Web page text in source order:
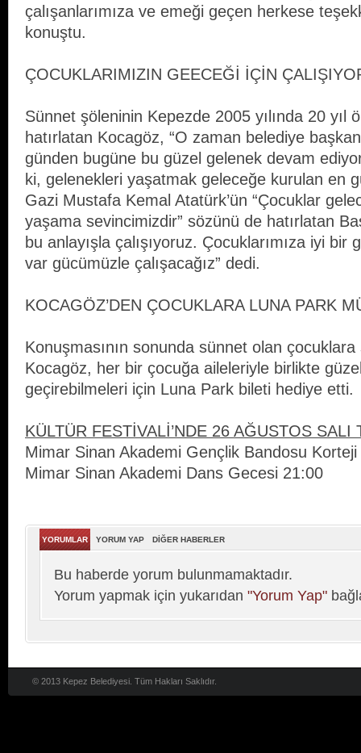
çalışanlarımıza ve emeği geçen herkese
konuştu.
ÇOCUKLARIMIZIN GEECEĞİ İÇİN
Sünnet şöleninin Kepezde 2005 yılında 20 yıl
hatırlatan Kocagöz, “O zaman belediye başkan
günden bugüne bu güzel gelenek devam
ki, gelenekleri yaşatmak geleceğe kurulan en
Gazi Mustafa Kemal Atatürk’ün “Çocuklar
yaşama sevincimizdir” sözünü de hatırlatan
bu anlayışla çalışıyoruz. Çocuklarımıza iyi bir
var gücümüzle çalışacağız” dedi.
KOCAGÖZ’DEN ÇOCUKLARA LUNA PARK
Konuşmasının sonunda sünnet olan
Kocagöz, her bir çocuğa aileleriyle birlikte
geçirebilmeleri için Luna Park bileti hediye etti.
KÜLTÜR FESTİVALİ’NDE 26 AĞUSTOS SALI
Mimar Sinan Akademi Gençlik Bandosu
Mimar Sinan Akademi Dans Gecesi 21:00
YORUMLAR YORUM YAP DİĞER HABERLER
Bu haberde yorum bulunmamaktadır.
Yorum yapmak için yukarıdan "Yorum Yap"
© 2013 Kepez Belediyesi. Tüm Hakları Saklıdır.